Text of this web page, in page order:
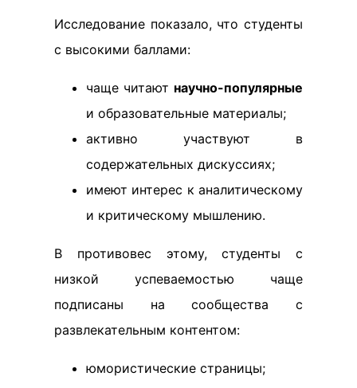
Исследование показало, что студенты
с высокими баллами:
чаще читают научно-популярные
и образовательные материалы;
активно участвуют в
содержательных дискуссиях;
имеют интерес к аналитическому
и критическому мышлению.
В противовес этому, студенты с
низкой успеваемостью чаще
подписаны на сообщества с
развлекательным контентом:
юмористические страницы;